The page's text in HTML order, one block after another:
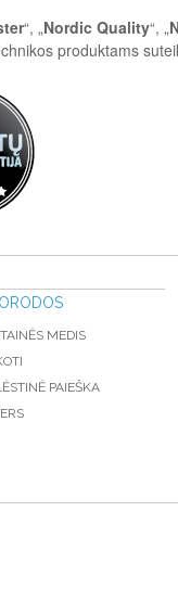
“, „Nordic Quality“, „
produktams
MEDIS
PAIEŠKA